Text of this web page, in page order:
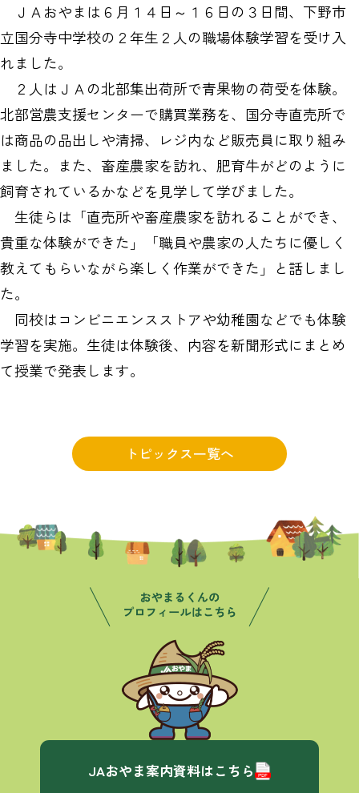
ＪＡおやまは６月１４日～１６日の３日間、下野市
立国分寺中学校の２年生２人の職場体験学習を受け入
れました。
２人はＪＡの北部集出荷所で青果物の荷受を体験。
北部営農支援センターで購買業務を、国分寺直売所で
は商品の品出しや清掃、レジ内など販売員に取り組み
ました。また、畜産農家を訪れ、肥育牛がどのように
飼育されているかなどを見学して学びました。
生徒らは「直売所や畜産農家を訪れることができ、
貴重な体験ができた」「職員や農家の人たちに優しく
教えてもらいながら楽しく作業ができた」と話しまし
た。
同校はコンビニエンスストアや幼稚園などでも体験
学習を実施。生徒は体験後、内容を新聞形式にまとめ
て授業で発表します。
トピックス一覧へ
JAおやま案内資料はこちら